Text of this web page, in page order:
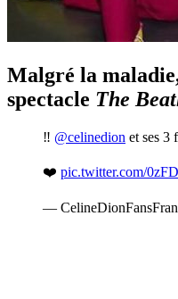
Malgré la
spectacle The
‼️ @celinedion et ses 3
❤️ pic.twitter.com/
—